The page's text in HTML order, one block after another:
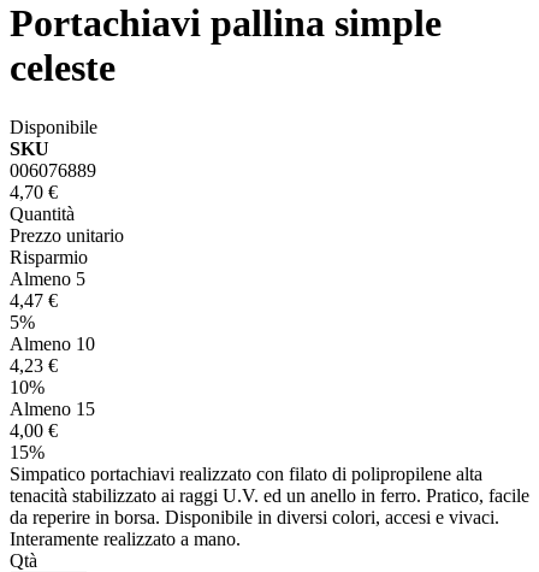
Portachiavi pallina simple
celeste
Disponibile
SKU
006076889
4,70 €
Quantità
Prezzo unitario
Risparmio
Almeno 5
4,47 €
5%
Almeno 10
4,23 €
10%
Almeno 15
4,00 €
15%
Simpatico portachiavi realizzato con filato di polipropilene alta
tenacità stabilizzato ai raggi U.V. ed un anello in ferro. Pratico, facile
da reperire in borsa. Disponibile in diversi colori, accesi e vivaci.
Interamente realizzato a mano.
Qtà